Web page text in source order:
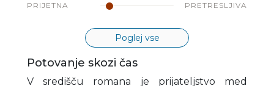
PRIJETNA PRETRESLJIVA
Poglej vse
Potovanje skozi čas
V središču romana je prijateljstvo med